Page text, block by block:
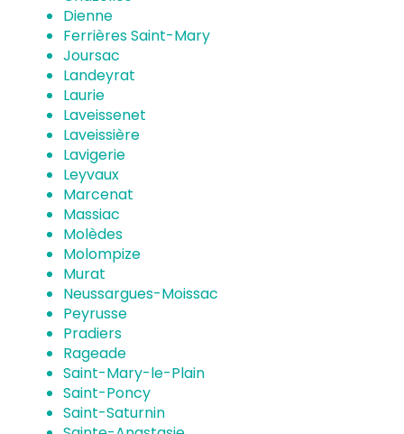
Dienne
Ferrières Saint-Mary
Joursac
Landeyrat
Laurie
Laveissenet
Laveissière
Lavigerie
Leyvaux
Marcenat
Massiac
Molèdes
Molompize
Murat
Neussargues-Moissac
Peyrusse
Pradiers
Rageade
Saint-Mary-le-Plain
Saint-Poncy
Saint-Saturnin